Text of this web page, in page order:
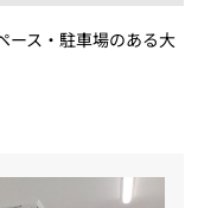
ース・駐車場のある大